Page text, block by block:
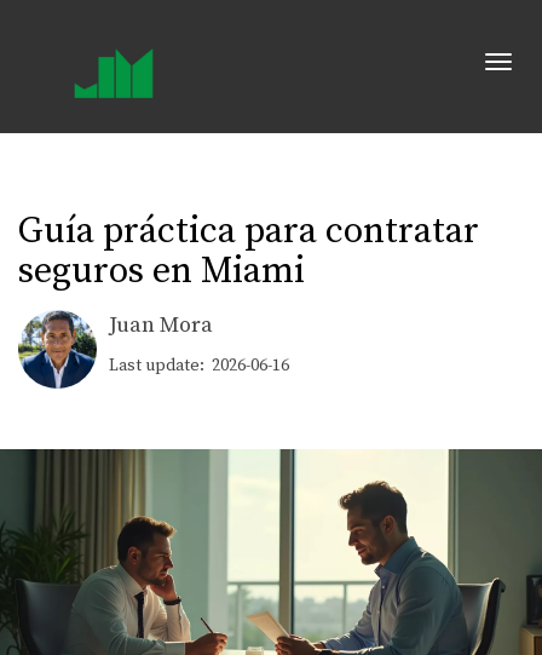
Guía práctica para contratar
seguros en Miami
Juan Mora
Last update: 2026-06-16